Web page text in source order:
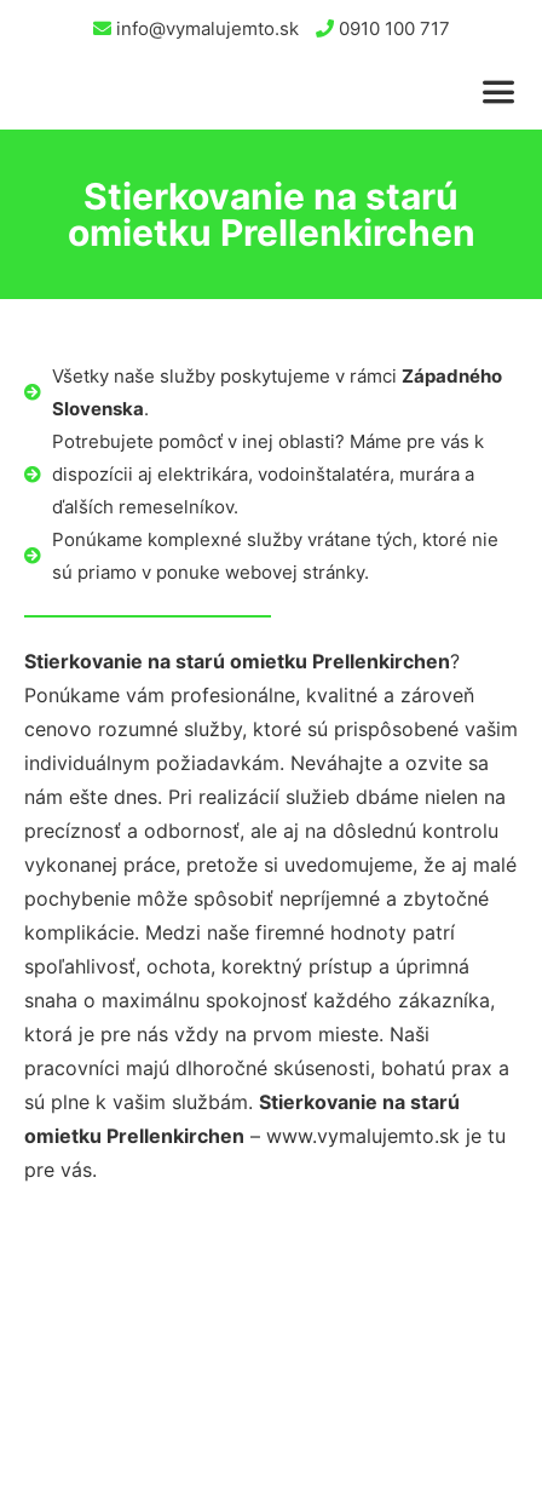
info@vymalujemto.sk 0910 100 717
Stierkovanie na starú
omietku Prellenkirchen
Všetky naše služby poskytujeme v rámci Západného
Slovenska.
Potrebujete pomôcť v inej oblasti? Máme pre vás k
dispozícii aj elektrikára, vodoinštalatéra, murára a
ďalších remeselníkov.
Ponúkame komplexné služby vrátane tých, ktoré nie
sú priamo v ponuke webovej stránky.
Stierkovanie na starú omietku Prellenkirchen?
Ponúkame vám profesionálne, kvalitné a zároveň
cenovo rozumné služby, ktoré sú prispôsobené vašim
individuálnym požiadavkám. Neváhajte a ozvite sa
nám ešte dnes. Pri realizácií služieb dbáme nielen na
precíznosť a odbornosť, ale aj na dôslednú kontrolu
vykonanej práce, pretože si uvedomujeme, že aj malé
pochybenie môže spôsobiť nepríjemné a zbytočné
komplikácie. Medzi naše firemné hodnoty patrí
spoľahlivosť, ochota, korektný prístup a úprimná
snaha o maximálnu spokojnosť každého zákazníka,
ktorá je pre nás vždy na prvom mieste. Naši
pracovníci majú dlhoročné skúsenosti, bohatú prax a
sú plne k vašim službám. Stierkovanie na starú
omietku Prellenkirchen – www.vymalujemto.sk je tu
pre vás.